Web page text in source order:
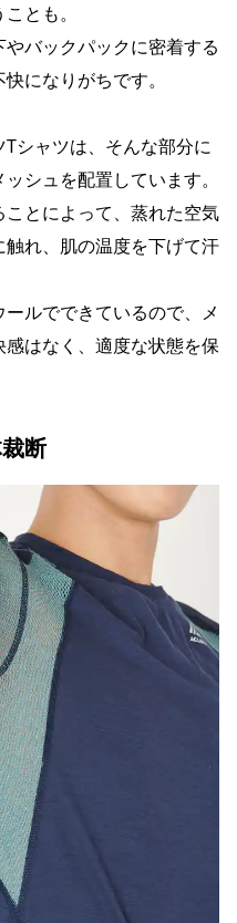
とも。
バックパックに密着する
になりがちです。
シャツは、そんな部分に
シュを配置しています。
とによって、蒸れた空気
れ、肌の温度を下げて汗
ルでできているので、メ
はなく、適度な状態を保
断